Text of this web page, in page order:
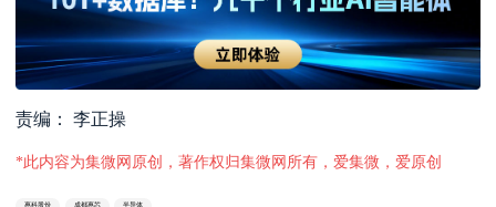
责编： 李正操
*此内容为集微网原创，著作权归集微网所有，爱集微，爱原创
惠科股份 成都惠芯 半导体